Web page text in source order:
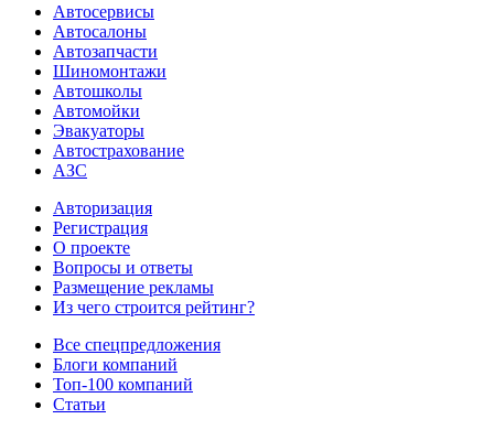
Автосервисы
Автосалоны
Автозапчасти
Шиномонтажи
Автошколы
Автомойки
Эвакуаторы
Автострахование
АЗС
Авторизация
Регистрация
О проекте
Вопросы и ответы
Размещение рекламы
Из чего строится рейтинг?
Все спецпредложения
Блоги компаний
Топ-100 компаний
Статьи